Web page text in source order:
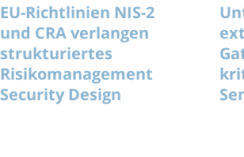
EU-Richtlinien NIS-2
und CRA verlangen
strukturiertes
Risikomanagement
Security Design